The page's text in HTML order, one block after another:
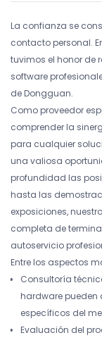
La confianza se
contacto personal.
tuvimos el honor de
software
de Dongguan.
Como proveedor
comprender la
para cualquier
una valiosa
profundidad las
hasta las
exposiciones,
completa de
autoservicio
Entre los aspectos
Consultoría
hardware pueden
específicos del
Evaluación del